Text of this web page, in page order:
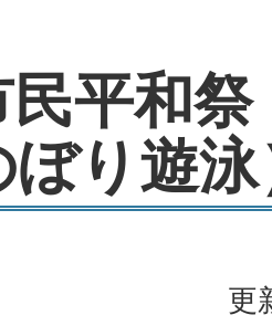
平和
ぼり遊
更